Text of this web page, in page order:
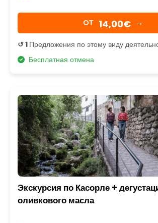
OТ 14,00€ →
↺ 1 Предложения по этому виду
Бесплатная отмена
Экскурсия по Касорле +
оливкового масла